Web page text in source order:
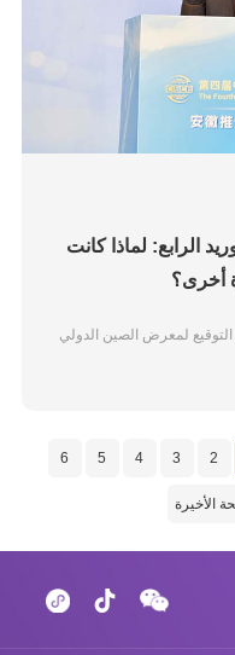
الرابع: لماذا كانت
التوقيع لمعرض الصين الدولي
2
3
4
5
6
الأخيرة